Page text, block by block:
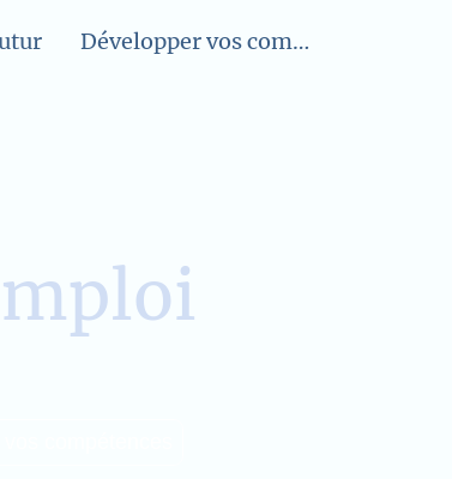
Développer vos compétences